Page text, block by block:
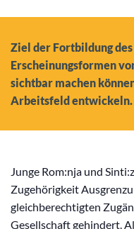
Ziel der Fortbildung
Erscheinungsformen
sichtbar machen
Arbeitsfeld entwickeln.
Junge Rom:nja und
Zugehörigkeit
gleichberechtigten
Gesellschaft gehindert.